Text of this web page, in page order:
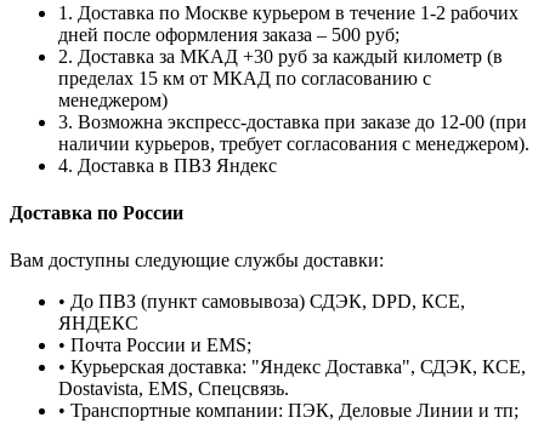
1. Доставка по Москве курьером в течение 1-2 рабочих
дней после оформления заказа – 500 руб;
2. Доставка за МКАД +30 руб за каждый километр (в
пределах 15 км от МКАД по согласованию с
менеджером)
3. Возможна экспресс-доставка при заказе до 12-00 (при
наличии курьеров, требует согласования с менеджером).
4. Доставка в ПВЗ Яндекс
Доставка по России
Вам доступны следующие службы доставки:
• До ПВЗ (пункт самовывоза) СДЭК, DPD, КСЕ,
ЯНДЕКС
• Почта России и EMS;
• Курьерская доставка: "Яндекс Доставка", СДЭК, КСЕ,
Dostavista, EMS, Спецсвязь.
• Транспортные компании: ПЭК, Деловые Линии и тп;